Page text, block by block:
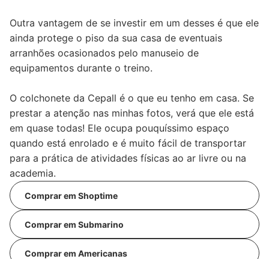
Outra vantagem de se investir em um desses é que ele
ainda protege o piso da sua casa de eventuais
arranhões ocasionados pelo manuseio de
equipamentos durante o treino.
O colchonete da Cepall é o que eu tenho em casa. Se
prestar a atenção nas minhas fotos, verá que ele está
em quase todas! Ele ocupa pouquíssimo espaço
quando está enrolado e é muito fácil de transportar
para a prática de atividades físicas ao ar livre ou na
academia.
Comprar em Shoptime
Comprar em Submarino
Comprar em Americanas